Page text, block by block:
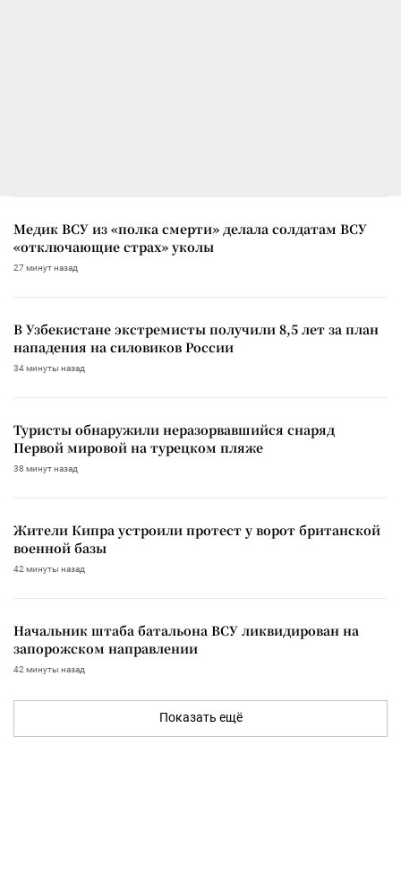
Медик ВСУ из «полка смерти» делала солдатам ВСУ
«отключающие страх» уколы
27 минут назад
В Узбекистане экстремисты получили 8,5 лет за план
нападения на силовиков России
34 минуты назад
Туристы обнаружили неразорвавшийся снаряд
Первой мировой на турецком пляже
38 минут назад
Жители Кипра устроили протест у ворот британской
военной базы
42 минуты назад
Начальник штаба батальона ВСУ ликвидирован на
запорожском направлении
42 минуты назад
Показать ещё